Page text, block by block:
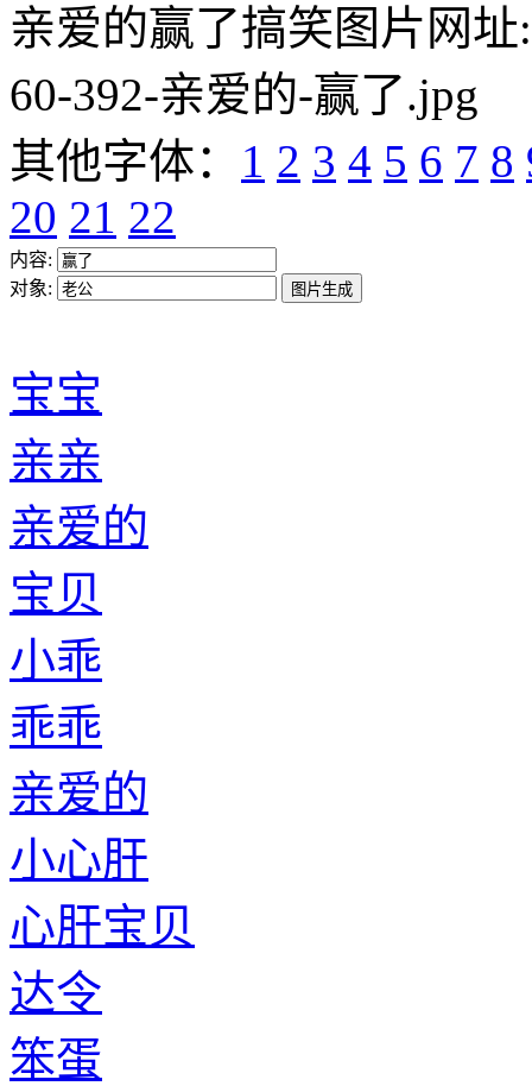
亲爱的赢了搞笑图片网址
60-392-亲爱的-赢了.jpg
其他字体： 1 2 3 4 5 6 7 8
20 21 22
内容:
对象:
宝宝
亲亲
亲爱的
宝贝
小乖
乖乖
亲爱的
小心肝
心肝宝贝
达令
笨蛋